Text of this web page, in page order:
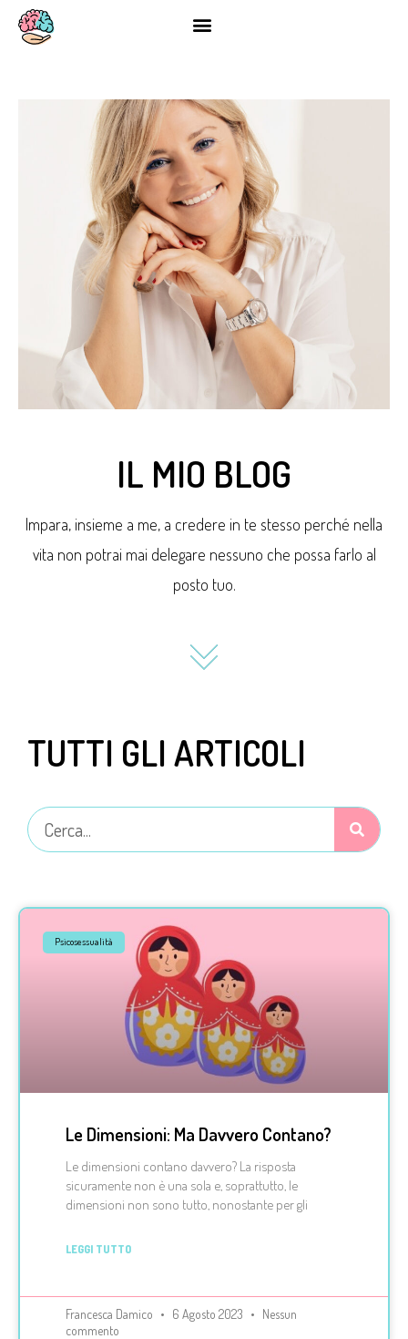
IL MIO BLOG
Impara, insieme a me, a credere in te stesso perché nella
vita non potrai mai delegare nessuno che possa farlo al
posto tuo.
TUTTI GLI ARTICOLI
Psicosessualità
Le Dimensioni: Ma Davvero Contano?
Le dimensioni contano davvero? La risposta
sicuramente non è una sola e, soprattutto, le
dimensioni non sono tutto, nonostante per gli
LEGGI TUTTO
Francesca Damico 6 Agosto 2023
Nessun
commento